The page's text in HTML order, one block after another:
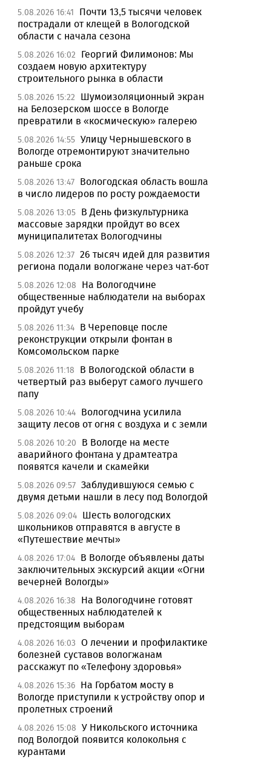
5.08.2026 16:41
Почти 13,5 тысячи человек
пострадали от клещей в Вологодской
области с начала сезона
5.08.2026 16:02
Георгий Филимонов: Мы
создаем новую архитектуру
строительного рынка в области
5.08.2026 15:22
Шумоизоляционный экран
на Белозерском шоссе в Вологде
превратили в «космическую» галерею
5.08.2026 14:55 Улицу Чернышевского в
Вологде отремонтируют значительно
раньше срока
5.08.2026 13:47 Вологодская область вошла
в число лидеров по росту рождаемости
5.08.2026 13:05 В День физкультурника
массовые зарядки пройдут во всех
муниципалитетах Вологодчины
5.08.2026 12:37 26 тысяч идей для развития
региона подали вологжане через чат-бот
5.08.2026 12:08
На Вологодчине
общественные наблюдатели на выборах
пройдут учебу
5.08.2026 11:34 В Череповце после
реконструкции открыли фонтан в
Комсомольском парке
5.08.2026 11:18
В Вологодской области в
четвертый раз выберут самого лучшего
папу
5.08.2026 10:44 Вологодчина усилила
защиту лесов от огня с воздуха и с земли
5.08.2026 10:20
В Вологде на месте
аварийного фонтана у драмтеатра
появятся качели и скамейки
5.08.2026 09:57 Заблудившуюся семью с
двумя детьми нашли в лесу под Вологдой
5.08.2026 09:04 Шесть вологодских
школьников отправятся в августе в
«Путешествие мечты»
4.08.2026 17:04 В Вологде объявлены даты
заключительных экскурсий акции «Огни
вечерней Вологды»
4.08.2026 16:38
На Вологодчине готовят
общественных наблюдателей к
предстоящим выборам
4.08.2026 16:03 О лечении и профилактике
болезней суставов вологжанам
расскажут по «Телефону здоровья»
4.08.2026 15:36 На Горбатом мосту в
Вологде приступили к устройству опор и
пролетных строений
4.08.2026 15:08 У Никольского источника
под Вологдой появится колокольня с
курантами